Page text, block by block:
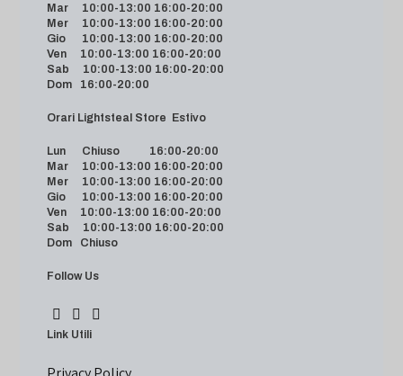
Mar 10:00-13:00 16:00-20:00
Mer 10:00-13:00 16:00-20:00
Gio 10:00-13:00 16:00-20:00
Ven 10:00-13:00 16:00-20:00
Sab 10:00-13:00 16:00-20:00
Dom 16:00-20:00
Orari Lightsteal Store Estivo
Lun Chiuso 16:00-20:00
Mar 10:00-13:00 16:00-20:00
Mer 10:00-13:00 16:00-20:00
Gio 10:00-13:00 16:00-20:00
Ven 10:00-13:00 16:00-20:00
Sab 10:00-13:00 16:00-20:00
Dom Chiuso
Follow Us
Link Utili